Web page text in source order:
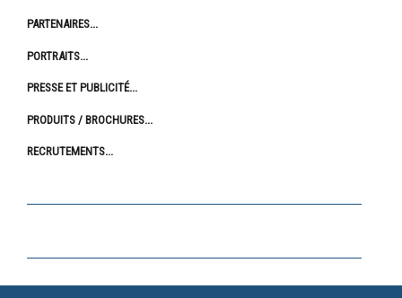
PARTENAIRES
PORTRAITS
PRESSE ET PUBLICITÉ
PRODUITS / BROCHURES
RECRUTEMENTS